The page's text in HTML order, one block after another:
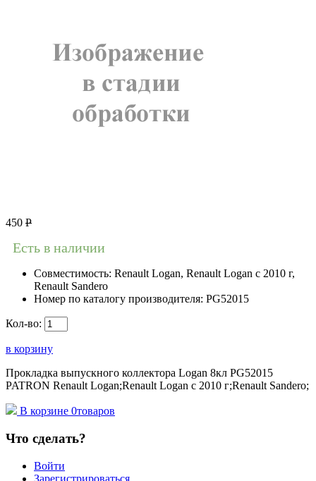
450 Р
Есть в наличии
Совместимость: Renault Logan, Renault Logan c 2010 г,
Renault Sandero
Номер по каталогу производителя: PG52015
Кол-во:
в корзину
Прокладка выпускного коллектора Logan 8кл PG52015
PATRON Renault Logan;Renault Logan c 2010 г;Renault Sandero;
В корзине 0товаров
Что сделать?
Войти
Зарегистрироваться